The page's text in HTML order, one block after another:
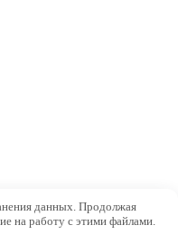
права защищены
данных. Продолжая
на работу с этими файлами.